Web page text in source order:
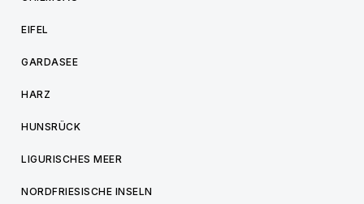
EIFEL
GARDASEE
HARZ
HUNSRÜCK
LIGURISCHES MEER
NORDFRIESISCHE INSELN